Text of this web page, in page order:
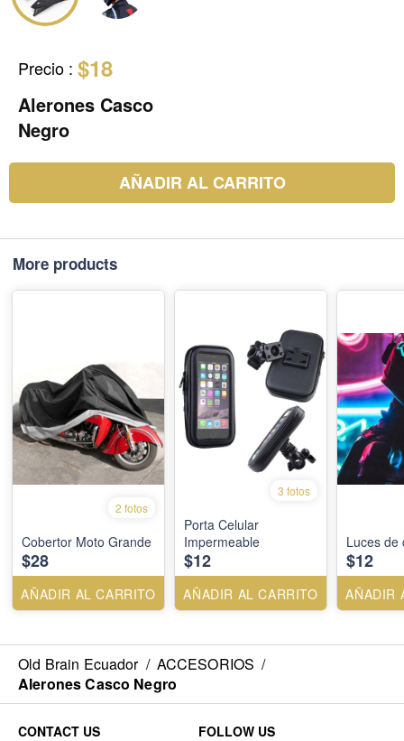
Precio : $18
Alerones Casco
Negro
AÑADIR AL CARRITO
More products
2 fotos
Cobertor Moto Grande
$28
AÑADIR AL CARRITO
3 fotos
Porta Celular
Impermeable
$12
AÑADIR AL CARRITO
Luces de
$12
AÑADIR
Old Brain Ecuador / ACCESORIOS /
Alerones Casco Negro
CONTACT US FOLLOW US